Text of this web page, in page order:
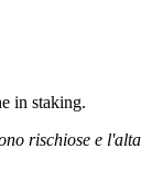
in staking.
rischiose e